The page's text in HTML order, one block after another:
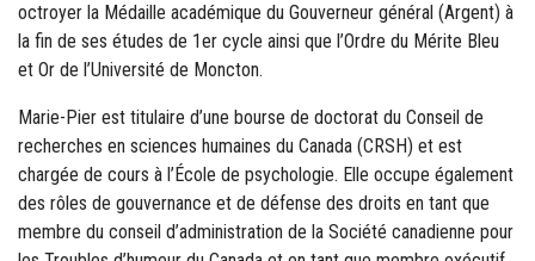
octroyer la Médaille académique du Gouverneur général (Argent) à
la fin de ses études de 1er cycle ainsi que l’Ordre du Mérite Bleu
et Or de l’Université de Moncton.
Marie-Pier est titulaire d’une bourse de doctorat du Conseil de
recherches en sciences humaines du Canada (CRSH) et est
chargée de cours à l’École de psychologie. Elle occupe également
des rôles de gouvernance et de défense des droits en tant que
membre du conseil d’administration de la Société canadienne pour